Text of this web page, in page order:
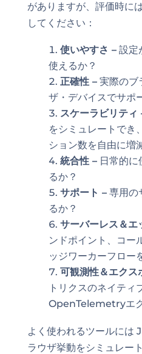
がありますが、評価時に
してください：
使いやすさ –設定
使えるか？
正確性 –実際のブ
ザ・デバイスでサポ
スケーラビリティ
をシミュレートでき
ション数を自由に増
統合性 –日常的に
るか？
サポート –専用の
るか？
サーバーレス＆エ
ンドポイント、コー
ッジワーカーフロー
可観測性＆エクス
トリクスのネイティ
OpenTelemetryエ
よく使われるツールに
ラウザ挙動をシミュレー